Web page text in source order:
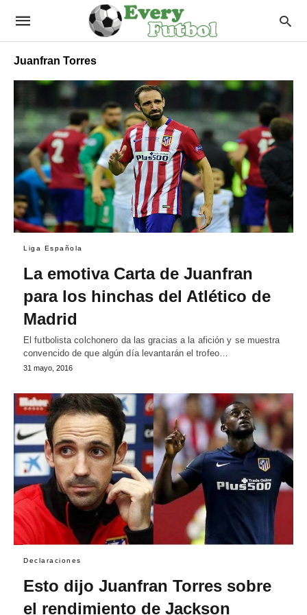
Juanfran Torres
Liga Española
La emotiva Carta de Juanfran
para los hinchas del Atlético de
Madrid
El futbolista colchonero da las gracias a la afición y se muestra
convencido de que algún día levantarán el trofeo…
31 mayo, 2016
Declaraciones
Esto dijo Juanfran Torres sobre
el rendimiento de Jackson